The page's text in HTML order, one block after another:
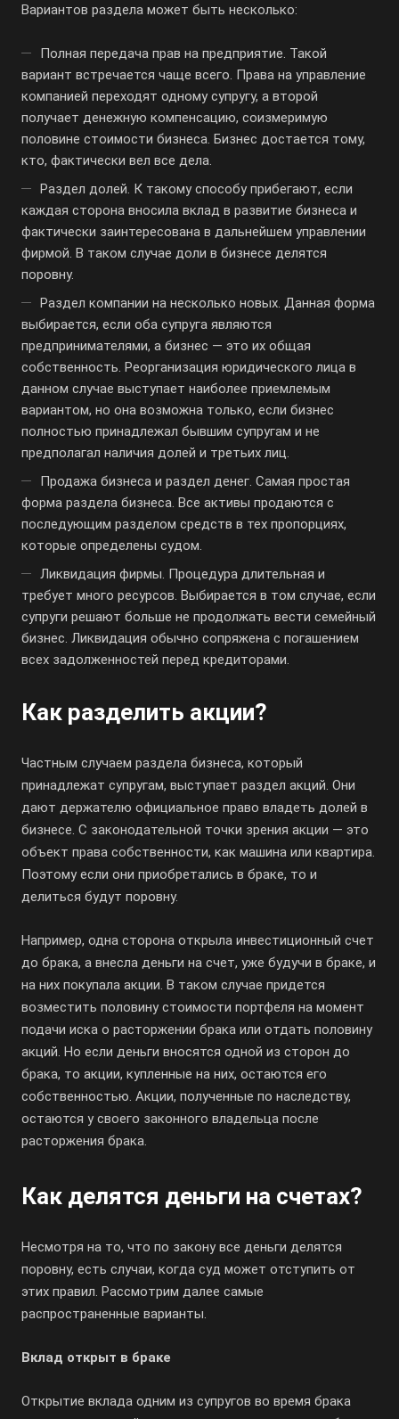
Вариантов раздела может быть несколько:
Полная передача прав на предприятие. Такой
вариант встречается чаще всего. Права на управление
компанией переходят одному супругу, а второй
получает денежную компенсацию, соизмеримую
половине стоимости бизнеса. Бизнес достается тому,
кто, фактически вел все дела.
Раздел долей. К такому способу прибегают, если
каждая сторона вносила вклад в развитие бизнеса и
фактически заинтересована в дальнейшем управлении
фирмой. В таком случае доли в бизнесе делятся
поровну.
Раздел компании на несколько новых. Данная форма
выбирается, если оба супруга являются
предпринимателями, а бизнес — это их общая
собственность. Реорганизация юридического лица в
данном случае выступает наиболее приемлемым
вариантом, но она возможна только, если бизнес
полностью принадлежал бывшим супругам и не
предполагал наличия долей и третьих лиц.
Продажа бизнеса и раздел денег. Самая простая
форма раздела бизнеса. Все активы продаются с
последующим разделом средств в тех пропорциях,
которые определены судом.
Ликвидация фирмы. Процедура длительная и
требует много ресурсов. Выбирается в том случае, если
супруги решают больше не продолжать вести семейный
бизнес. Ликвидация обычно сопряжена с погашением
всех задолженностей перед кредиторами.
Как разделить акции?
Частным случаем раздела бизнеса, который
принадлежат супругам, выступает раздел акций. Они
дают держателю официальное право владеть долей в
бизнесе. С законодательной точки зрения акции — это
объект права собственности, как машина или квартира.
Поэтому если они приобретались в браке, то и
делиться будут поровну.
Например, одна сторона открыла инвестиционный счет
до брака, а внесла деньги на счет, уже будучи в браке, и
на них покупала акции. В таком случае придется
возместить половину стоимости портфеля на момент
подачи иска о расторжении брака или отдать половину
акций. Но если деньги вносятся одной из сторон до
брака, то акции, купленные на них, остаются его
собственностью. Акции, полученные по наследству,
остаются у своего законного владельца после
расторжения брака.
Как делятся деньги на счетах?
Несмотря на то, что по закону все деньги делятся
поровну, есть случаи, когда суд может отступить от
этих правил. Рассмотрим далее самые
распространенные варианты.
Вклад открыт в браке
Открытие вклада одним из супругов во время брака